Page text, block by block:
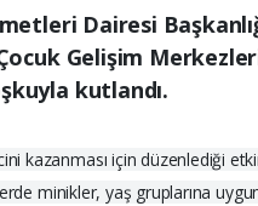
Dairesi
Gelişim
kutlandı.
kazanması için düzenlediği
minikler, yaş gruplarına